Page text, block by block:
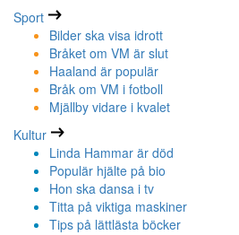
Sport
Bilder ska visa idrott
Bråket om VM är slut
Haaland är populär
Bråk om VM i fotboll
Mjällby vidare i kvalet
Kultur
Linda Hammar är död
Populär hjälte på bio
Hon ska dansa i tv
Titta på viktiga maskiner
Tips på lättlästa böcker